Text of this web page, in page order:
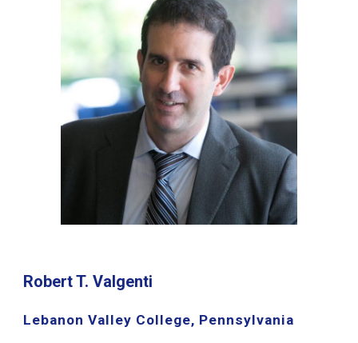
Robert T. Valgenti
Lebanon Valley College, Pennsylvania